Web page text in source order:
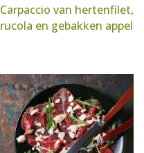
Carpaccio van hertenfilet,
rucola en gebakken appel